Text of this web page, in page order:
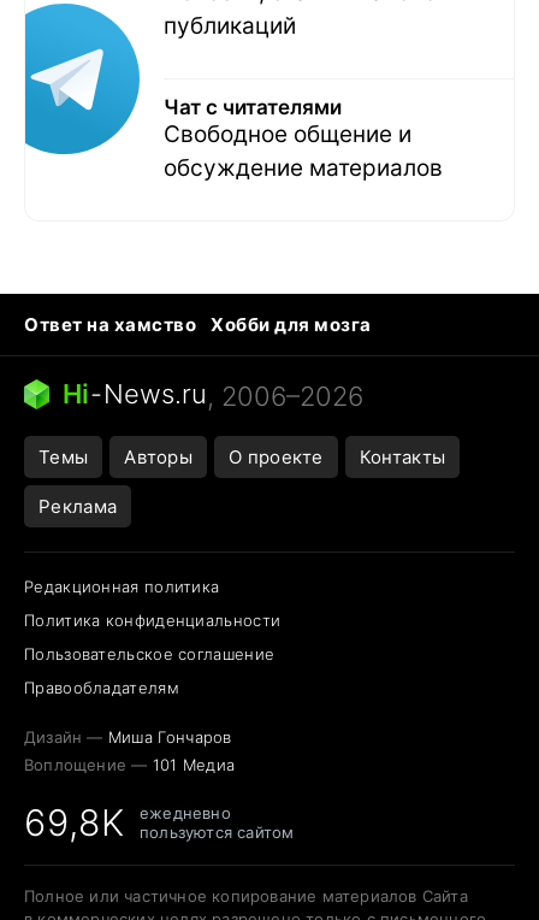
публикаций
Чат с читателями
Свободное общение и
обсуждение материалов
Ответ на хамство
Хобби для мозга
Бензин 100 и 95
Тунцы в океанариуме
Следующая пандемия
Hi-News.ru, 2006–2026
Темы Авторы О проекте Контакты
Реклама
Редакционная политика
Политика конфиденциальности
Пользовательское соглашение
Правообладателям
Дизайн — Миша Гончаров
Воплощение — 101 Медиа
69,8K
ежедневно
пользуются сайтом
Полное или частичное копирование материалов Сайта